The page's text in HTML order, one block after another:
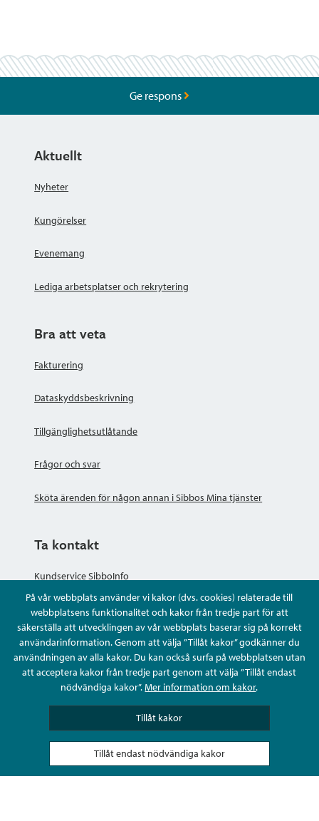
På vår webbplats använder vi kakor (dvs. cookies) relaterade till
webbplatsens funktionalitet och kakor från tredje part för att
säkerställa att utvecklingen av vår webbplats baserar sig på korrekt
användarinformation. Genom att välja ”Tillåt kakor” godkänner du
användningen av alla kakor. Du kan också surfa på webbplatsen utan
att acceptera kakor från tredje part genom att välja ”Tillåt endast
nödvändiga kakor”.Mer information om kakor.
Tillåt kakor
Tillåt endast nödvändiga kakor
Ge respons
Aktuellt
Nyheter
Kungörelser
Evenemang
Lediga arbetsplatser och rekrytering
Bra att veta
Fakturering
Dataskyddsbeskrivning
Tillgänglighetsutlåtande
Frågor och svar
Sköta ärenden för någon annan i Sibbos Mina tjänster
Ta kontakt
Kundservice SibboInfo
Ge anonym respons
Ställ en fråga eller sköta ditt ärende
Kontaktuppgifter